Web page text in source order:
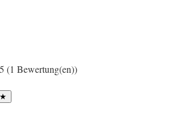
(1 Bewertung(en))
★